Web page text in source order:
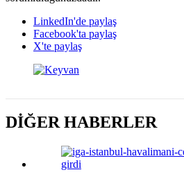
LinkedIn'de paylaş
Facebook'ta paylaş
X'te paylaş
DİĞER HABERLER